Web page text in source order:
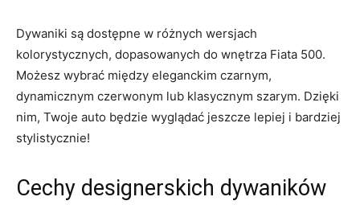
Dywaniki są ⁤dostępne ⁢w⁣ różnych‌ wersjach
‌kolorystycznych, dopasowanych do wnętrza Fiata‍ 500.
‍Możesz wybrać ⁢między eleganckim czarnym,
⁣dynamicznym ‌czerwonym lub klasycznym szarym. ⁤Dzięki
nim, ⁤Twoje auto będzie wyglądać⁣ jeszcze⁣ lepiej i bardziej
stylistycznie!
Cechy designerskich ‌dywaników